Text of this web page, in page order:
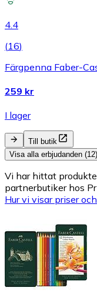
4.4
(16)
Färgpenna Faber-
259 kr
I lager
Till butik
Visa alla erbjudanden (12)
Vi har hittat
partnerbutiker hos
Hur vi visar priser